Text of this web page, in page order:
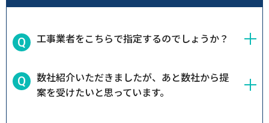
工事業者をこちらで指定するのでしょうか？
数社紹介いただきましたが、あと数社から提
案を受けたいと思っています。